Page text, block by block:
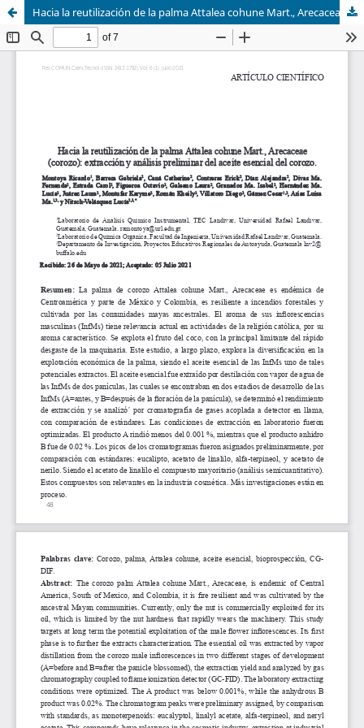
Hacia la reutilización de la palma Attalea cohune Mart., Arecaceae (corozo)